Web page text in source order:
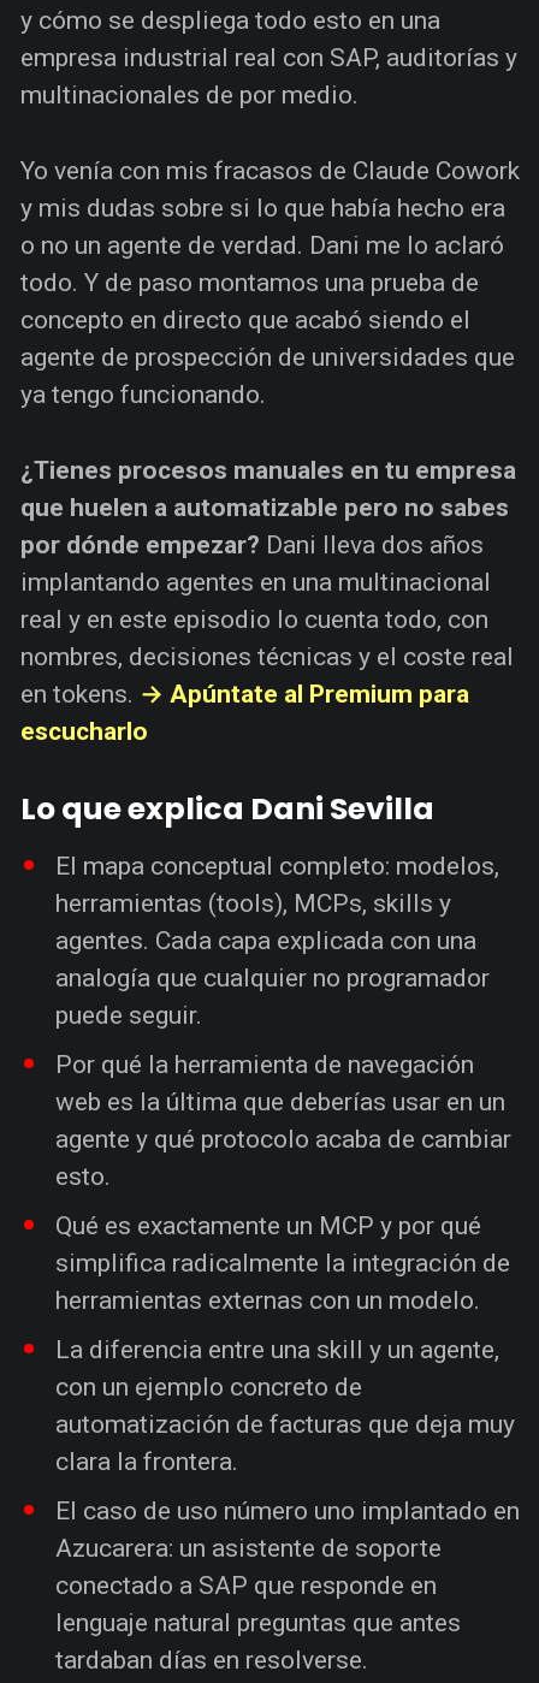
y cómo se despliega todo esto en una
empresa industrial real con SAP, auditorías y
multinacionales de por medio.
Yo venía con mis fracasos de Claude Cowork
y mis dudas sobre si lo que había hecho era
o no un agente de verdad. Dani me lo aclaró
todo. Y de paso montamos una prueba de
concepto en directo que acabó siendo el
agente de prospección de universidades que
ya tengo funcionando.
¿Tienes procesos manuales en tu empresa
que huelen a automatizable pero no sabes
por dónde empezar? Dani lleva dos años
implantando agentes en una multinacional
real y en este episodio lo cuenta todo, con
nombres, decisiones técnicas y el coste real
en tokens. → Apúntate al Premium para
escucharlo
Lo que explica Dani Sevilla
El mapa conceptual completo: modelos,
herramientas (tools), MCPs, skills y
agentes. Cada capa explicada con una
analogía que cualquier no programador
puede seguir.
Por qué la herramienta de navegación
web es la última que deberías usar en un
agente y qué protocolo acaba de cambiar
esto.
Qué es exactamente un MCP y por qué
simplifica radicalmente la integración de
herramientas externas con un modelo.
La diferencia entre una skill y un agente,
con un ejemplo concreto de
automatización de facturas que deja muy
clara la frontera.
El caso de uso número uno implantado en
Azucarera: un asistente de soporte
conectado a SAP que responde en
lenguaje natural preguntas que antes
tardaban días en resolverse.